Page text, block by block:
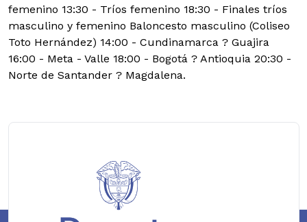
femenino 13:30 - Tríos femenino 18:30 - Finales tríos
masculino y femenino Baloncesto masculino (Coliseo
Toto Hernández) 14:00 - Cundinamarca ? Guajira
16:00 - Meta - Valle 18:00 - Bogotá ? Antioquia 20:30 -
Norte de Santander ? Magdalena.